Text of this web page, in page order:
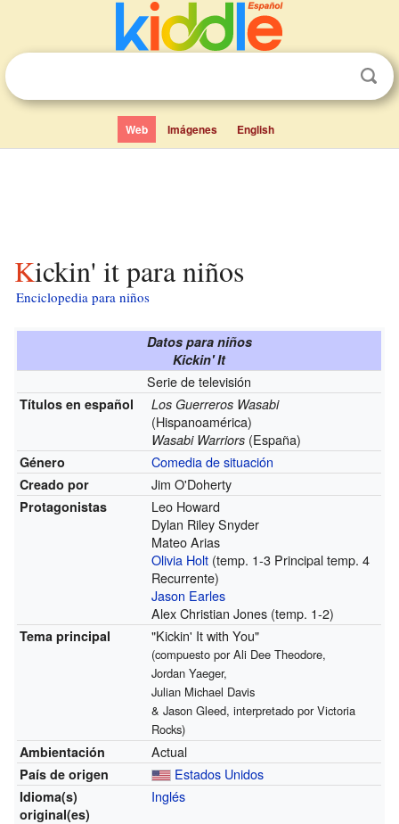
Web Imágenes English
Kickin' it para niños
Enciclopedia para niños
Datos para niños
Kickin' It
Serie de televisión
Títulos en español Los Guerreros Wasabi
(Hispanoamérica)
Wasabi Warriors (España)
Género Comedia de situación
Creado por Jim O'Doherty
Protagonistas
Leo Howard
Dylan Riley Snyder
Mateo Arias
Olivia Holt (temp. 1-3 Principal temp. 4
Recurrente)
Jason Earles
Alex Christian Jones (temp. 1-2)
Tema principal "Kickin' It with You"
(compuesto por Ali Dee Theodore,
Jordan Yaeger,
Julian Michael Davis
& Jason Gleed, interpretado por Victoria
Rocks)
Ambientación Actual
País de origen Estados Unidos
Idioma(s)
original(es)
Inglés